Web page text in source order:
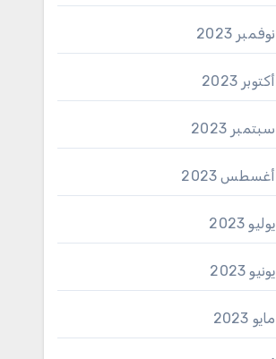
نوفمبر 2023
أكتوبر 2023
سبتمبر 2023
أغسطس 2023
يوليو 2023
يونيو 2023
مايو 2023